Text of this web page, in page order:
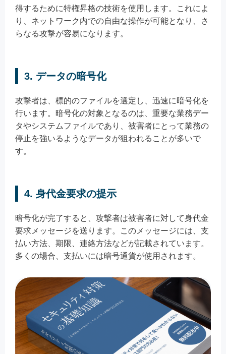
得するために特権昇格の技術を使用します。これによ
り、ネットワーク内での自由な操作が可能となり、さ
らなる攻撃が容易になります。
3. データの暗号化
攻撃者は、標的のファイルを選定し、迅速に暗号化を
行います。暗号化の対象となるのは、重要な業務デー
タやシステムファイルであり、被害者にとって業務の
停止を強いるようなデータが狙われることが多いで
す。
4. 身代金要求の提示
暗号化が完了すると、攻撃者は被害者に対して身代金
要求メッセージを送ります。このメッセージには、支
払い方法、期限、連絡方法などが記載されています。
多くの場合、支払いには暗号通貨が使用されます。